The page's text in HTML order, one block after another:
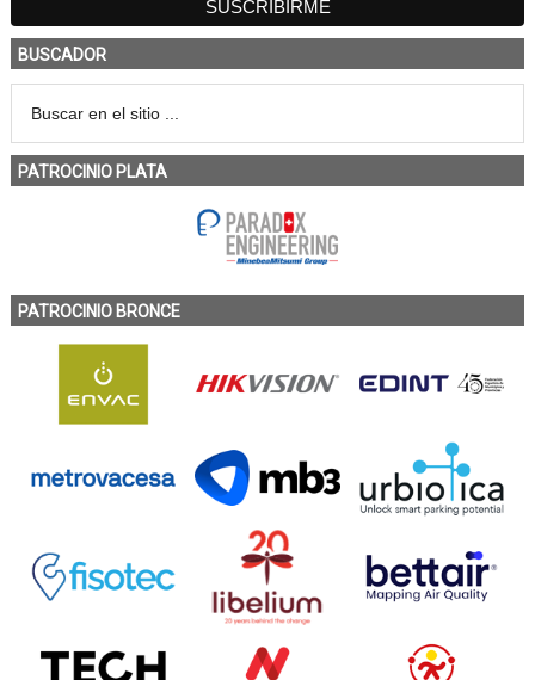
BUSCADOR
PATROCINIO PLATA
PATROCINIO BRONCE